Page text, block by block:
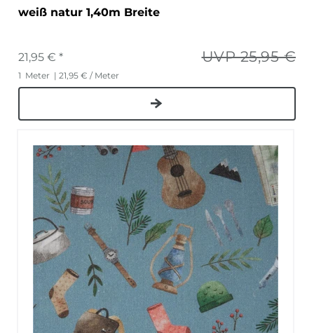
weiß natur 1,40m Breite
UVP 25,95 €
21,95 € *
1 Meter | 21,95 € / Meter